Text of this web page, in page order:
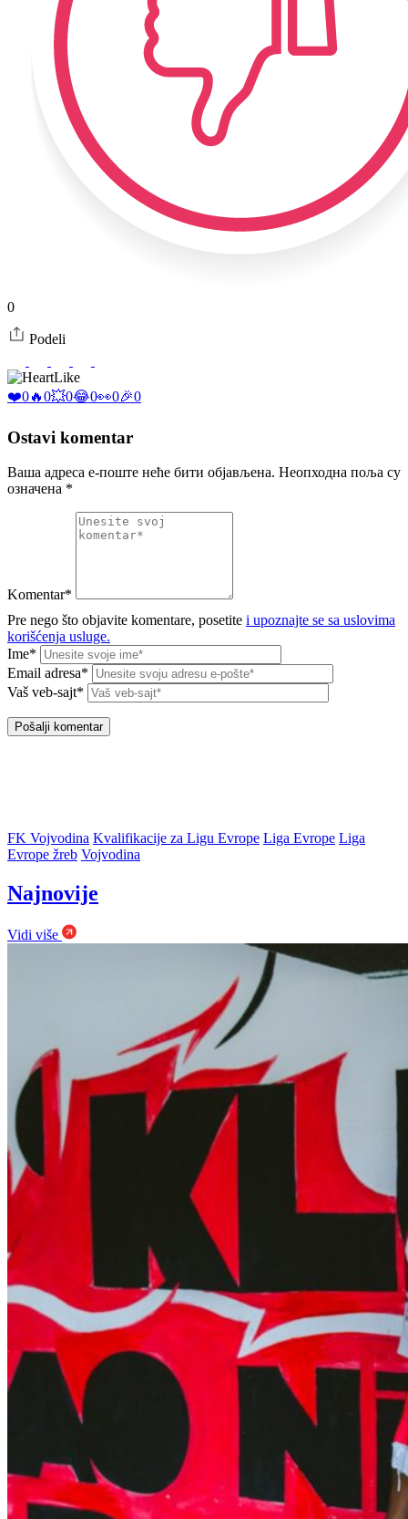
0
Podeli
Like
❤️0🔥0💥0😂0👀0🎉0
Ostavi komentar
Ваша адреса е-поште неће бити објављена. Неопходна поља су
означена *
Komentar*
Pre nego što objavite komentare, posetite i upoznajte se sa uslovima
korišćenja usluge.
Ime*
Email adresa*
Vaš veb-sajt*
FK Vojvodina Kvalifikacije za Ligu Evrope Liga Evrope Liga
Evrope žreb Vojvodina
Najnovije
Vidi više